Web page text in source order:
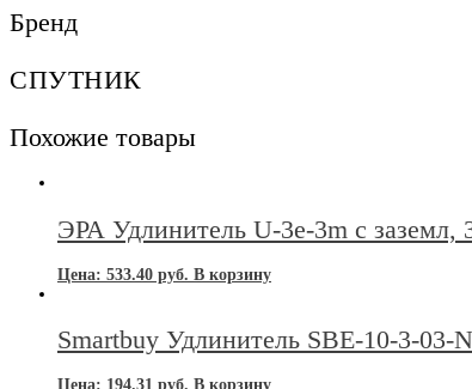
выкл
10А
Бренд
СПУТНИК
Похожие товары
ЭРА Удлинитель U-3e-3m c заземл,
Цена: 533.40 руб. В корзину
Smartbuy Удлинитель SBE-10-3-03-
Цена: 194.31 руб. В корзину